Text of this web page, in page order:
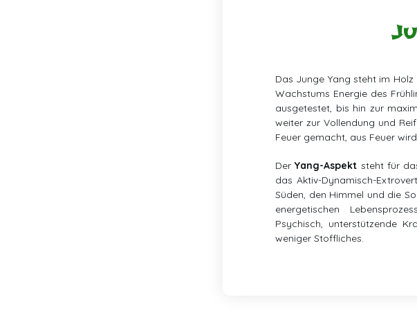
Das Junge Yang steht im
Wachstums Energie des
ausgetestet, bis hin zur
weiter zur Vollendung und
Feuer gemacht, aus Feuer
DerYang-Aspekt steht für
das Aktiv-Dynamisch-
Süden, den Himmel und die
energetischen
Psychisch, unterstützende
weniger Stoffliches.